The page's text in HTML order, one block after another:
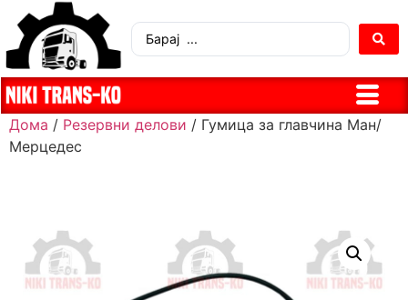
Дома / Резервни делови / Гумица за главчина Ман/
Мерцедес